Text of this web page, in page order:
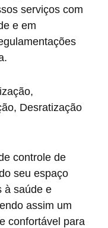
serviços com
e em
Desratização
controle de
seu espaço
à saúde e
assim um
confortável para